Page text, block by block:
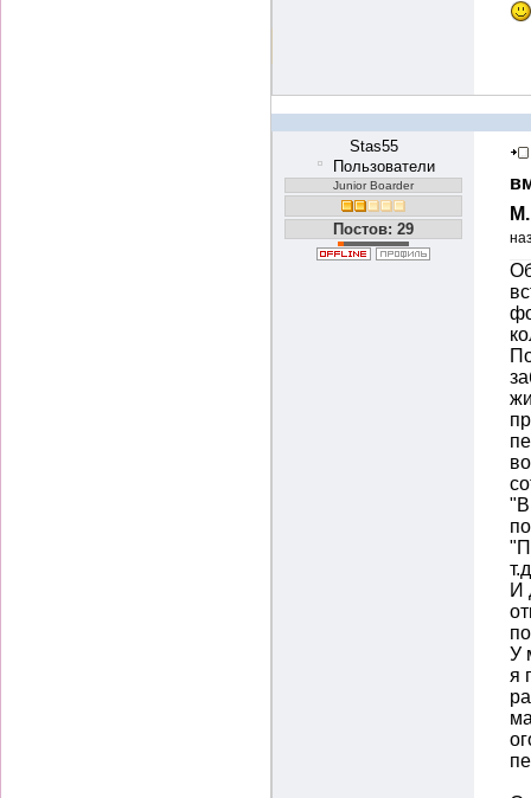
Stas55
Пользователи
Junior Boarder
Постов: 29
И
У
я